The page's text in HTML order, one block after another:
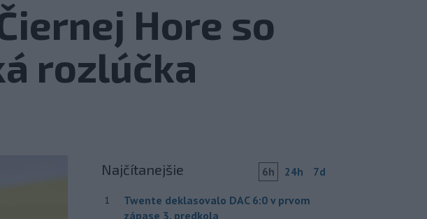
Hore so
rozlúčka
Najčítanejšie 6h 24h 7d
1
Twente deklasovalo DAC 6:0 v prvom
zápase 3. predkola